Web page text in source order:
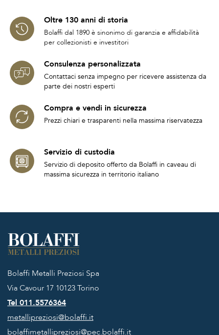
Oltre 130 anni di storia
Bolaffi dal 1890 è sinonimo di garanzia e affidabilità
per collezionisti e investitori
Consulenza personalizzata
Contattaci senza impegno per ricevere assistenza da
parte dei nostri esperti
Compra e vendi in sicurezza
Prezzi chiari e trasparenti nella massima riservatezza
Servizio di custodia
Servizio di deposito offerto da Bolaffi in caveau di
massima sicurezza in territorio italiano
Bolaffi Metalli Preziosi Spa
Via Cavour 17 10123 Torino
Tel 011.5576364
metallipreziosi@bolaffi.it
bolaffimetallipreziosi@pec.bolaffi.it